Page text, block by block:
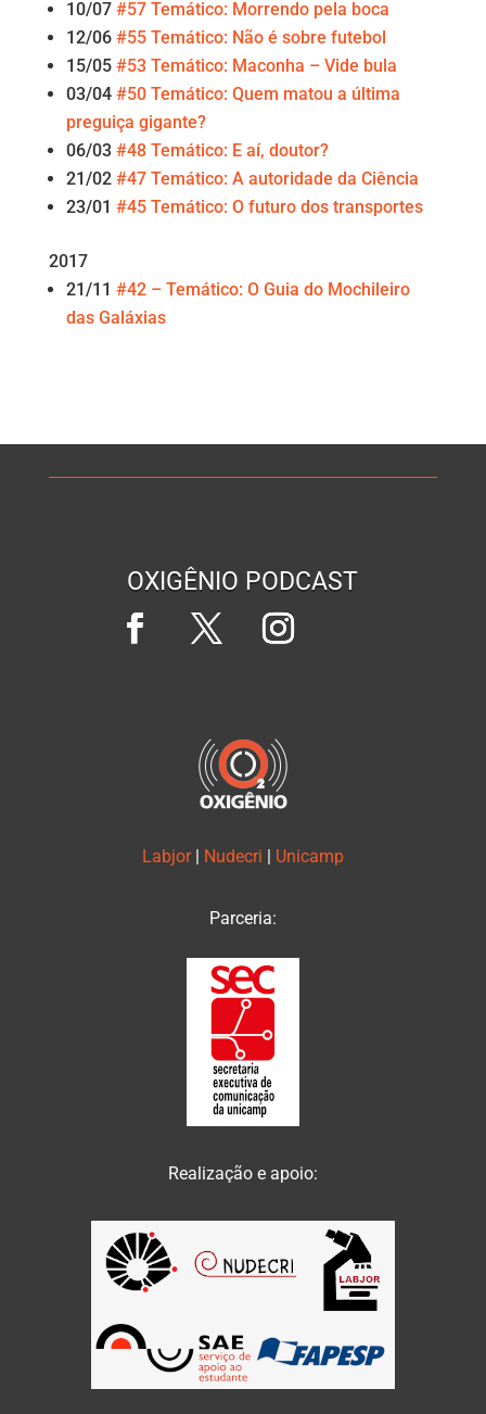
10/07 #57 Temático: Morrendo pela boca
12/06 #55 Temático: Não é sobre futebol
15/05 #53 Temático: Maconha – Vide bula
03/04 #50 Temático: Quem matou a última
preguiça gigante?
06/03 #48 Temático: E aí, doutor?
21/02 #47 Temático: A autoridade da Ciência
23/01 #45 Temático: O futuro dos transportes
2017
21/11 #42 – Temático: O Guia do Mochileiro
das Galáxias
OXIGÊNIO PODCAST
Labjor | Nudecri | Unicamp
Parceria:
Realização e apoio: